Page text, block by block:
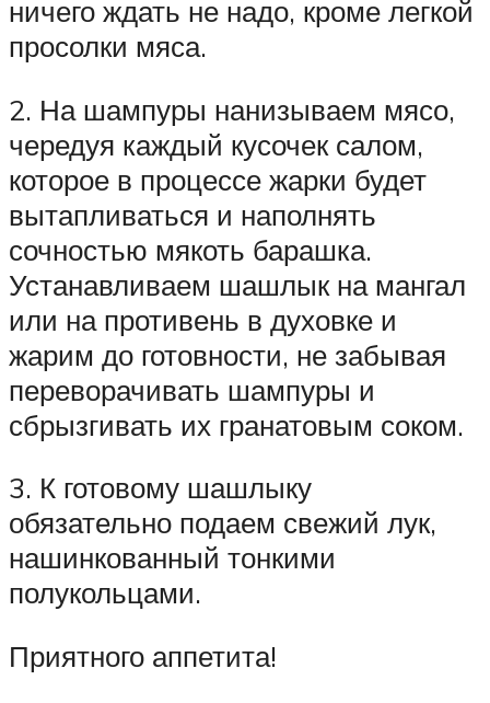
ничего ждать не надо, кроме легкой
просолки мяса.
2. На шампуры нанизываем мясо,
чередуя каждый кусочек салом,
которое в процессе жарки будет
вытапливаться и наполнять
сочностью мякоть барашка.
Устанавливаем шашлык на мангал
или на противень в духовке и
жарим до готовности, не забывая
переворачивать шампуры и
сбрызгивать их гранатовым соком.
3. К готовому шашлыку
обязательно подаем свежий лук,
нашинкованный тонкими
полукольцами.
Приятного аппетита!